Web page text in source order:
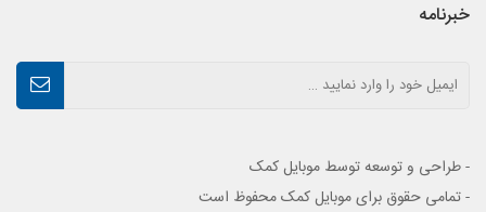
خبرنامه
- طراحی و توسعه توسط موبایل کمک
- تمامی حقوق برای موبایل کمک محفوظ است